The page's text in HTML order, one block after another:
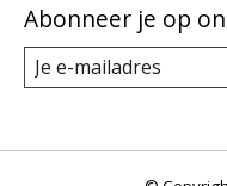
Abonneer je op